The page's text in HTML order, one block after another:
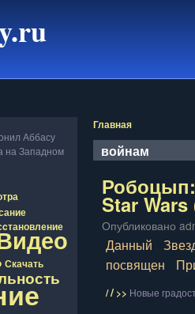
Аббасу
на Западном
Скачать
Главная
войнам
Star Wars
Опубликовано
Данный
посвящен
// >> Новые